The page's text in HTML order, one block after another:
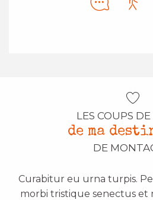
LES COUPS
de ma
DE
Curabitur eu urna turpis.
morbi tristique senectus et